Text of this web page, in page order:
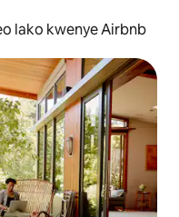
lako kwenye Airbnb